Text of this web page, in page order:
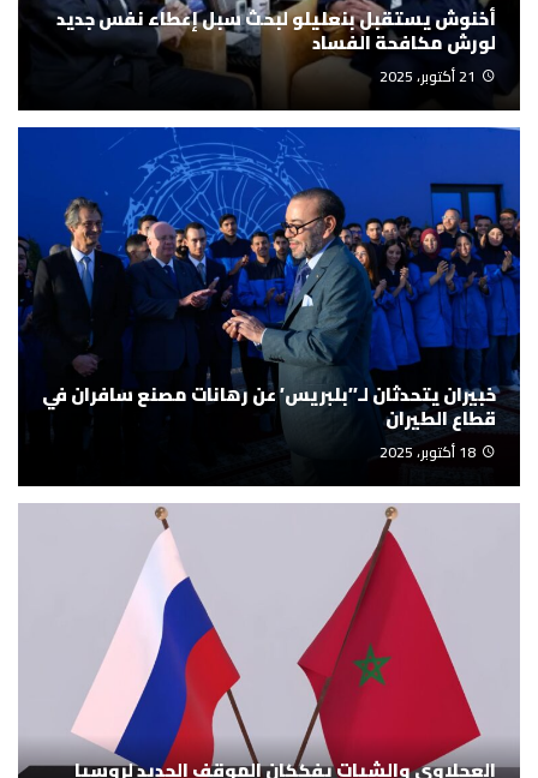
أخنوش يستقبل بنعليلو لبحث سبل إعطاء نفس جديد
لورش مكافحة الفساد
21 أكتوبر، 2025
خبيران يتحدثان لـ’’بلبريس’ عن رهانات مصنع سافران في
قطاع الطيران
18 أكتوبر، 2025
العجلاوي والشيات يفككان الموقف الجديد لروسيا